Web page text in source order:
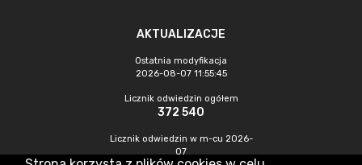
AKTUALIZACJE
Ostatnia modyfikacja
2026-08-07 11:55:45
Licznik odwiedzin ogółem
372 540
Licznik odwiedzin w m-cu 2026-
07